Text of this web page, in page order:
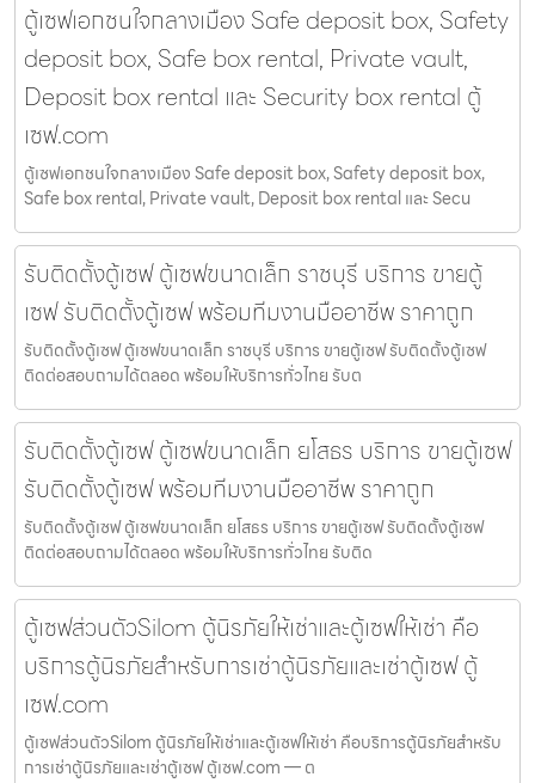
ตู้เซฟเอกชนใจกลางเมือง Safe deposit box, Safety
deposit box, Safe box rental, Private vault,
Deposit box rental และ Security box rental ตู้
เซฟ.com
ตู้เซฟเอกชนใจกลางเมือง Safe deposit box, Safety deposit box,
Safe box rental, Private vault, Deposit box rental และ Secu
รับติดตั้งตู้เซฟ ตู้เซฟขนาดเล็ก ราชบุรี บริการ ขายตู้
เซฟ รับติดตั้งตู้เซฟ พร้อมทีมงานมืออาชีพ ราคาถูก
รับติดตั้งตู้เซฟ ตู้เซฟขนาดเล็ก ราชบุรี บริการ ขายตู้เซฟ รับติดตั้งตู้เซฟ
ติดต่อสอบถามได้ตลอด พร้อมให้บริการทั่วไทย รับต
รับติดตั้งตู้เซฟ ตู้เซฟขนาดเล็ก ยโสธร บริการ ขายตู้เซฟ
รับติดตั้งตู้เซฟ พร้อมทีมงานมืออาชีพ ราคาถูก
รับติดตั้งตู้เซฟ ตู้เซฟขนาดเล็ก ยโสธร บริการ ขายตู้เซฟ รับติดตั้งตู้เซฟ
ติดต่อสอบถามได้ตลอด พร้อมให้บริการทั่วไทย รับติด
ตู้เซฟส่วนตัวSilom ตู้นิรภัยให้เช่าและตู้เซฟให้เช่า คือ
บริการตู้นิรภัยสำหรับการเช่าตู้นิรภัยและเช่าตู้เซฟ ตู้
เซฟ.com
ตู้เซฟส่วนตัวSilom ตู้นิรภัยให้เช่าและตู้เซฟให้เช่า คือบริการตู้นิรภัยสำหรับ
การเช่าตู้นิรภัยและเช่าตู้เซฟ ตู้เซฟ.com — ต